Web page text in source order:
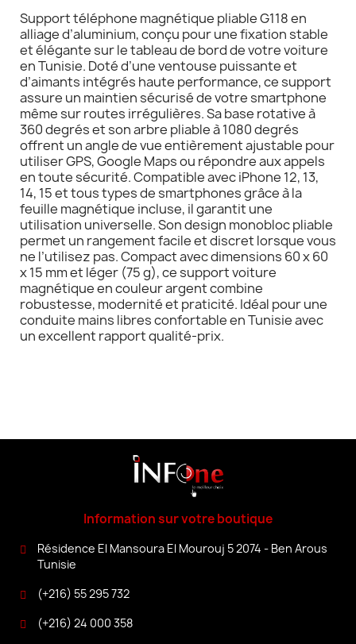
Support téléphone magnétique pliable G118 en
alliage d’aluminium, conçu pour une fixation stable
et élégante sur le tableau de bord de votre voiture
en Tunisie. Doté d’une ventouse puissante et
d’aimants intégrés haute performance, ce support
assure un maintien sécurisé de votre smartphone
même sur routes irrégulières. Sa base rotative à
360 degrés et son arbre pliable à 1080 degrés
offrent un angle de vue entièrement ajustable pour
utiliser GPS, Google Maps ou répondre aux appels
en toute sécurité. Compatible avec iPhone 12, 13,
14, 15 et tous types de smartphones grâce à la
feuille magnétique incluse, il garantit une
utilisation universelle. Son design monobloc pliable
permet un rangement facile et discret lorsque vous
ne l’utilisez pas. Compact avec dimensions 60 x 60
x 15 mm et léger (75 g), ce support voiture
magnétique en couleur argent combine
robustesse, modernité et praticité. Idéal pour une
conduite mains libres confortable en Tunisie avec
un excellent rapport qualité-prix.
Information sur votre boutique
Résidence El Mansoura El Mourouj 5 2074 - Ben Arous
Tunisie
(+216) 55 295 732
(+216) 24 000 358